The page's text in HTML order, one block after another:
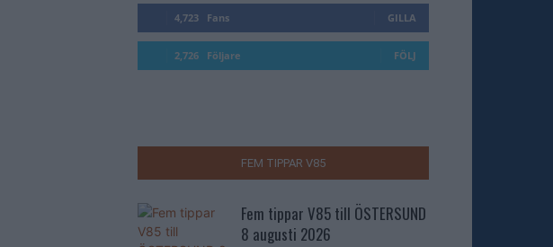
4,723 Fans GILLA
2,726 Följare FÖLJ
FEM TIPPAR V85
Fem tippar V85 till ÖSTERSUND
8 augusti 2026